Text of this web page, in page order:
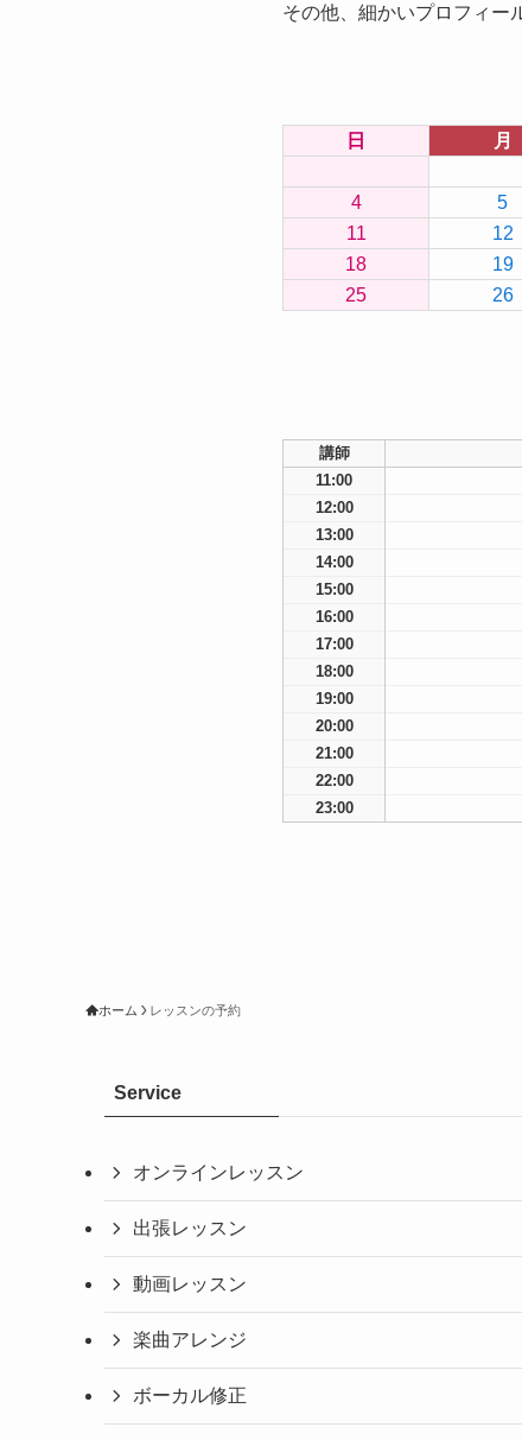
その他、細かいプロフィー
日 月
4
5
11
12
18
19
25
26
講師
11:00
12:00
13:00
14:00
15:00
16:00
17:00
18:00
19:00
20:00
21:00
22:00
23:00
ホーム レッスンの予約
Service
オンラインレッスン
出張レッスン
動画レッスン
楽曲アレンジ
ボーカル修正